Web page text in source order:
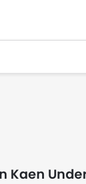
Kaen